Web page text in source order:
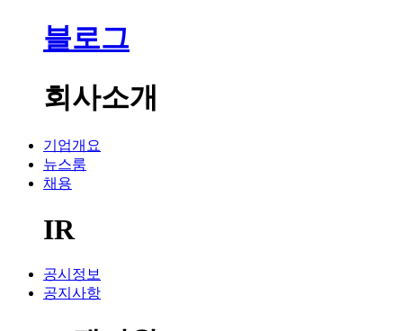
블로그
회사소개
기업개요
뉴스룸
채용
IR
공시정보
공지사항